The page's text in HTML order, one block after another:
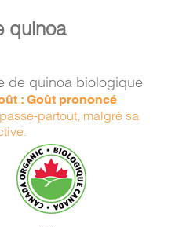
quinoa
de quinoa biologique
: Goût prononcé
partout, malgré sa